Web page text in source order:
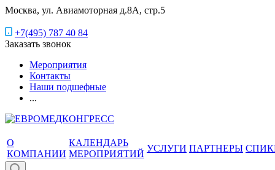
Москва, ул. Авиамоторная д.8А, стр.5
+7(495) 787 40 84
Заказать звонок
Мероприятия
Контакты
Наши подшефные
...
О
КОМПАНИИ
КАЛЕНДАРЬ
МЕРОПРИЯТИЙ
УСЛУГИ ПАРТНЕРЫ